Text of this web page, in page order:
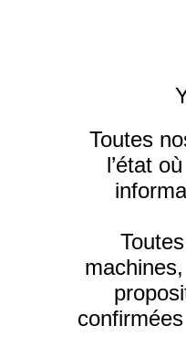
Toutes
l’état